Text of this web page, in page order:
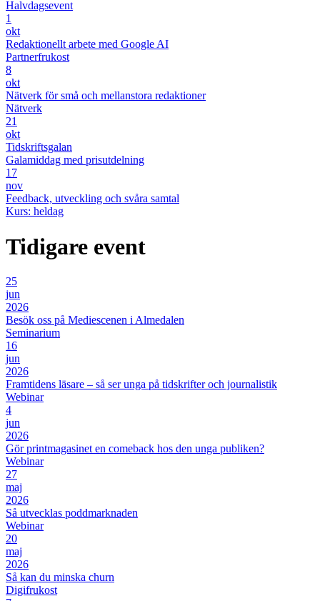
Halvdagsevent
1
okt
Redaktionellt arbete med Google AI
Partnerfrukost
8
okt
Nätverk för små och mellanstora redaktioner
Nätverk
21
okt
Tidskriftsgalan
Galamiddag med prisutdelning
17
nov
Feedback, utveckling och svåra samtal
Kurs: heldag
Tidigare event
25
jun
2026
Besök oss på Mediescenen i Almedalen
Seminarium
16
jun
2026
Framtidens läsare – så ser unga på tidskrifter och journalistik
Webinar
4
jun
2026
Gör printmagasinet en comeback hos den unga publiken?
Webinar
27
maj
2026
Så utvecklas poddmarknaden
Webinar
20
maj
2026
Så kan du minska churn
Digifrukost